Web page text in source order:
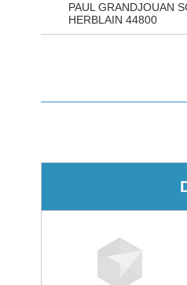
PAUL GRANDJOUAN
HERBLAIN 44800